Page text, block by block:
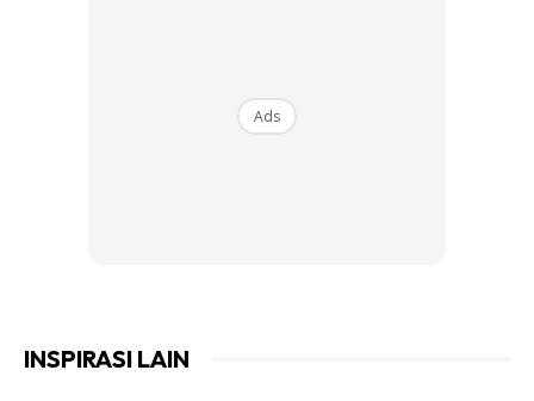
Ads
INSPIRASI LAIN